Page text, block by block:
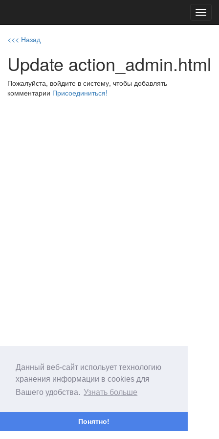
Данный веб-сайт испольует технологию
хранения информации в cookies для
Вашего удобства. Узнать больше
Понятно!
<<< Назад
Update action_admin.html
Пожалуйста, войдите в систему, чтобы добавлять
комментарии Присоединиться!